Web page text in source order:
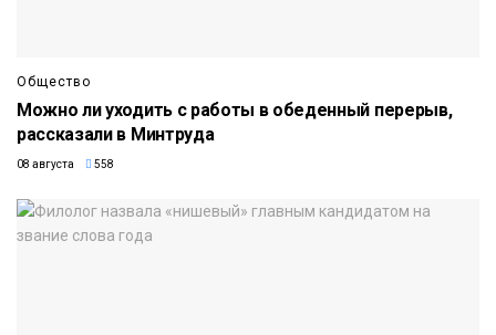
Общество
Можно ли уходить с работы в обеденный перерыв,
рассказали в Минтруда
08 августа 558